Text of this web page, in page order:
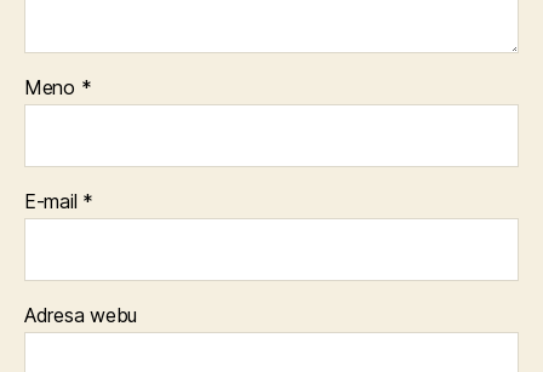
Meno *
E-mail *
Adresa webu